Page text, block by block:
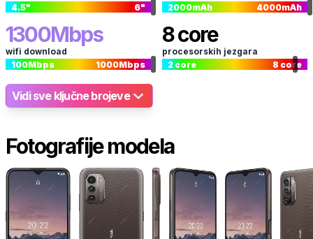
4.5" 6"
2000mAh 4000mAh
1300Mbps
wifi download
100Mbps 1000Mbps
8core
procesorskih jezgara
2 core 8 core
Vidi sve ključne brojeve
Fotografije modela